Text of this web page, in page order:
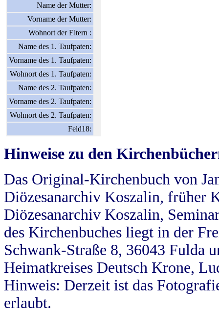
Name der Mutter:
Vorname der Mutter:
Wohnort der Eltern :
Name des 1. Taufpaten:
Vorname des 1. Taufpaten:
Wohnort des 1. Taufpaten:
Name des 2. Taufpaten:
Vorname des 2. Taufpaten:
Wohnort des 2. Taufpaten:
Feld18:
Hinweise zu den
Das Original-Kirchenbuch von
Diözesanarchiv Koszalin, früher
Diözesanarchiv Koszalin,
des Kirchenbuches liegt in der
Schwank-Straße 8, 36043 Fulda
Heimatkreises Deutsch Krone,
Hinweis: Derzeit ist das
erlaubt.